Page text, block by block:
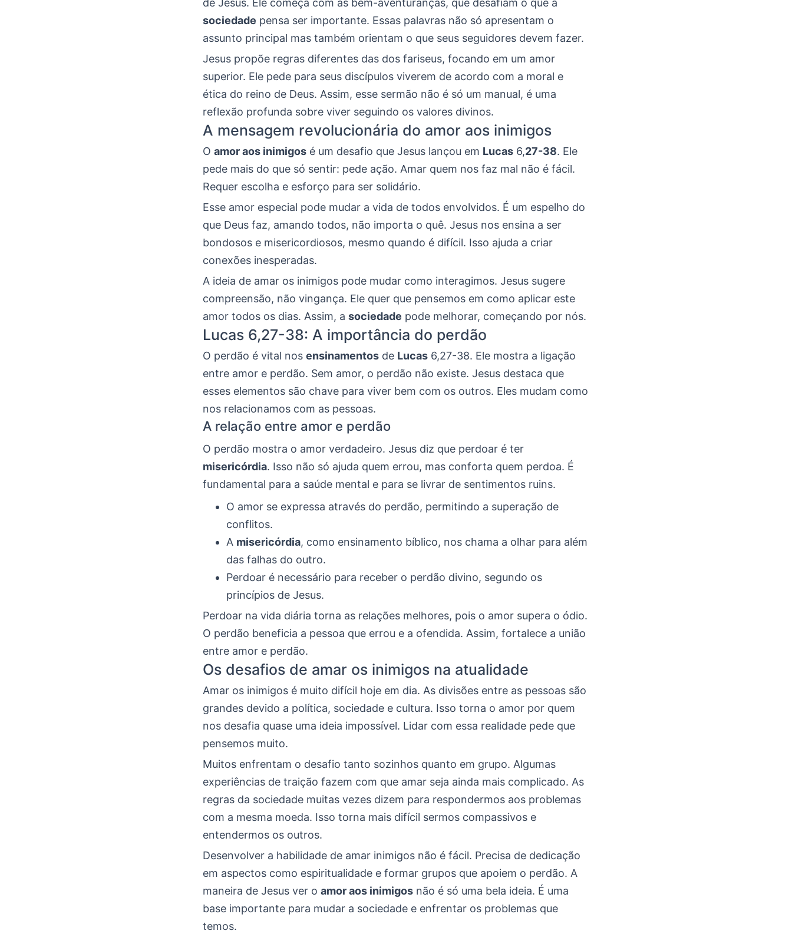
de Jesus. Ele começa com as bem-aventuranças, que desafiam o que a
sociedade pensa ser importante. Essas palavras não só apresentam o
assunto principal mas também orientam o que seus seguidores devem fazer.
Jesus propõe regras diferentes das dos fariseus, focando em um amor
superior. Ele pede para seus discípulos viverem de acordo com a moral e
ética do reino de Deus. Assim, esse sermão não é só um manual, é uma
reflexão profunda sobre viver seguindo os valores divinos.
A mensagem revolucionária do amor aos inimigos
O amor aos inimigos é um desafio que Jesus lançou em Lucas 6,27-38. Ele
pede mais do que só sentir: pede ação. Amar quem nos faz mal não é fácil.
Requer escolha e esforço para ser solidário.
Esse amor especial pode mudar a vida de todos envolvidos. É um espelho do
que Deus faz, amando todos, não importa o quê. Jesus nos ensina a ser
bondosos e misericordiosos, mesmo quando é difícil. Isso ajuda a criar
conexões inesperadas.
A ideia de amar os inimigos pode mudar como interagimos. Jesus sugere
compreensão, não vingança. Ele quer que pensemos em como aplicar este
amor todos os dias. Assim, a sociedade pode melhorar, começando por nós.
Lucas 6,27-38: A importância do perdão
O perdão é vital nos ensinamentos de Lucas 6,27-38. Ele mostra a ligação
entre amor e perdão. Sem amor, o perdão não existe. Jesus destaca que
esses elementos são chave para viver bem com os outros. Eles mudam como
nos relacionamos com as pessoas.
A relação entre amor e perdão
O perdão mostra o amor verdadeiro. Jesus diz que perdoar é ter
misericórdia. Isso não só ajuda quem errou, mas conforta quem perdoa. É
fundamental para a saúde mental e para se livrar de sentimentos ruins.
O amor se expressa através do perdão, permitindo a superação de
conflitos.
A misericórdia, como ensinamento bíblico, nos chama a olhar para além
das falhas do outro.
Perdoar é necessário para receber o perdão divino, segundo os
princípios de Jesus.
Perdoar na vida diária torna as relações melhores, pois o amor supera o ódio.
O perdão beneficia a pessoa que errou e a ofendida. Assim, fortalece a união
entre amor e perdão.
Os desafios de amar os inimigos na atualidade
Amar os inimigos é muito difícil hoje em dia. As divisões entre as pessoas são
grandes devido a política, sociedade e cultura. Isso torna o amor por quem
nos desafia quase uma ideia impossível. Lidar com essa realidade pede que
pensemos muito.
Muitos enfrentam o desafio tanto sozinhos quanto em grupo. Algumas
experiências de traição fazem com que amar seja ainda mais complicado. As
regras da sociedade muitas vezes dizem para respondermos aos problemas
com a mesma moeda. Isso torna mais difícil sermos compassivos e
entendermos os outros.
Desenvolver a habilidade de amar inimigos não é fácil. Precisa de dedicação
em aspectos como espiritualidade e formar grupos que apoiem o perdão. A
maneira de Jesus ver o amor aos inimigos não é só uma bela ideia. É uma
base importante para mudar a sociedade e enfrentar os problemas que
temos.